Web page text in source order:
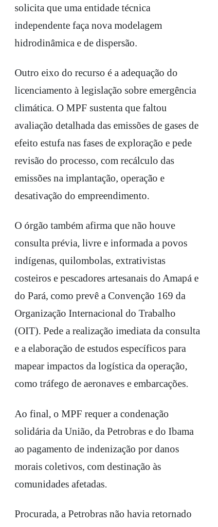
solicita que uma entidade técnica
independente faça nova modelagem
hidrodinâmica e de dispersão.
Outro eixo do recurso é a adequação do
licenciamento à legislação sobre emergência
climática. O MPF sustenta que faltou
avaliação detalhada das emissões de gases de
efeito estufa nas fases de exploração e pede
revisão do processo, com recálculo das
emissões na implantação, operação e
desativação do empreendimento.
O órgão também afirma que não houve
consulta prévia, livre e informada a povos
indígenas, quilombolas, extrativistas
costeiros e pescadores artesanais do Amapá e
do Pará, como prevê a Convenção 169 da
Organização Internacional do Trabalho
(OIT). Pede a realização imediata da consulta
e a elaboração de estudos específicos para
mapear impactos da logística da operação,
como tráfego de aeronaves e embarcações.
Ao final, o MPF requer a condenação
solidária da União, da Petrobras e do Ibama
ao pagamento de indenização por danos
morais coletivos, com destinação às
comunidades afetadas.
Procurada, a Petrobras não havia retornado